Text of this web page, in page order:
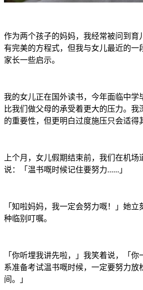
作为两个孩子的妈妈，我经常被问到育
有完美的方程式，但我与女儿最近的一
家长一些启示。
我的女儿正在国外读书，今年面临中学
比我们做父母的承受着更大的压力。我
的重要性，但更明白过度施压只会适得
上个月，女儿假期结束前，我们在机
说：「温书嘅时候记住要努力......」
「知啦妈妈，我一定会努力嘅！」她
种临别叮嘱。
「你听埋我讲先啦，」我笑着说，「
系准备考试温书嘅时候，一定要努力放
间。」